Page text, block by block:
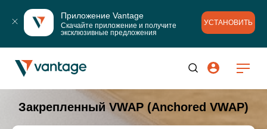
Приложение Vantage
Скачайте приложение и получите
эксклюзивные предложения
УСТАНОВИТЬ
Закрепленный VWAP (Anchored VWAP)